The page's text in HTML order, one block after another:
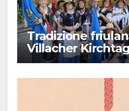
Tradizione
Villacher Kirchtag